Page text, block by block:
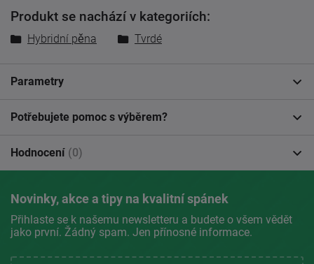
Produkt se nachází v kategoriích:
Hybridní pěna Tvrdé
Parametry
Potřebujete pomoc s výběrem?
Hodnocení (0)
Novinky, akce a tipy na kvalitní spánek
Přihlaste se k našemu newsletteru a budete o všem vědět
jako první. Žádný spam. Jen přínosné informace.